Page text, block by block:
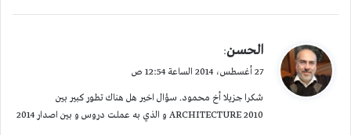
ي
ل
الحسن:
27 أغسطس، 2014 الساعة 12:54 ص
شكرا جزيلا أخ محمود. سؤال اخير هل هناك تطور كبير بين
ARCHITECTURE 2010 و الذي به عملت دروس و بين اصدار 2014